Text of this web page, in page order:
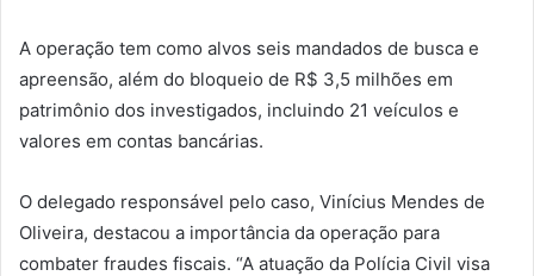
A operação tem como alvos seis mandados de busca e
apreensão, além do bloqueio de R$ 3,5 milhões em
patrimônio dos investigados, incluindo 21 veículos e
valores em contas bancárias.
O delegado responsável pelo caso, Vinícius Mendes de
Oliveira, destacou a importância da operação para
combater fraudes fiscais. “A atuação da Polícia Civil visa